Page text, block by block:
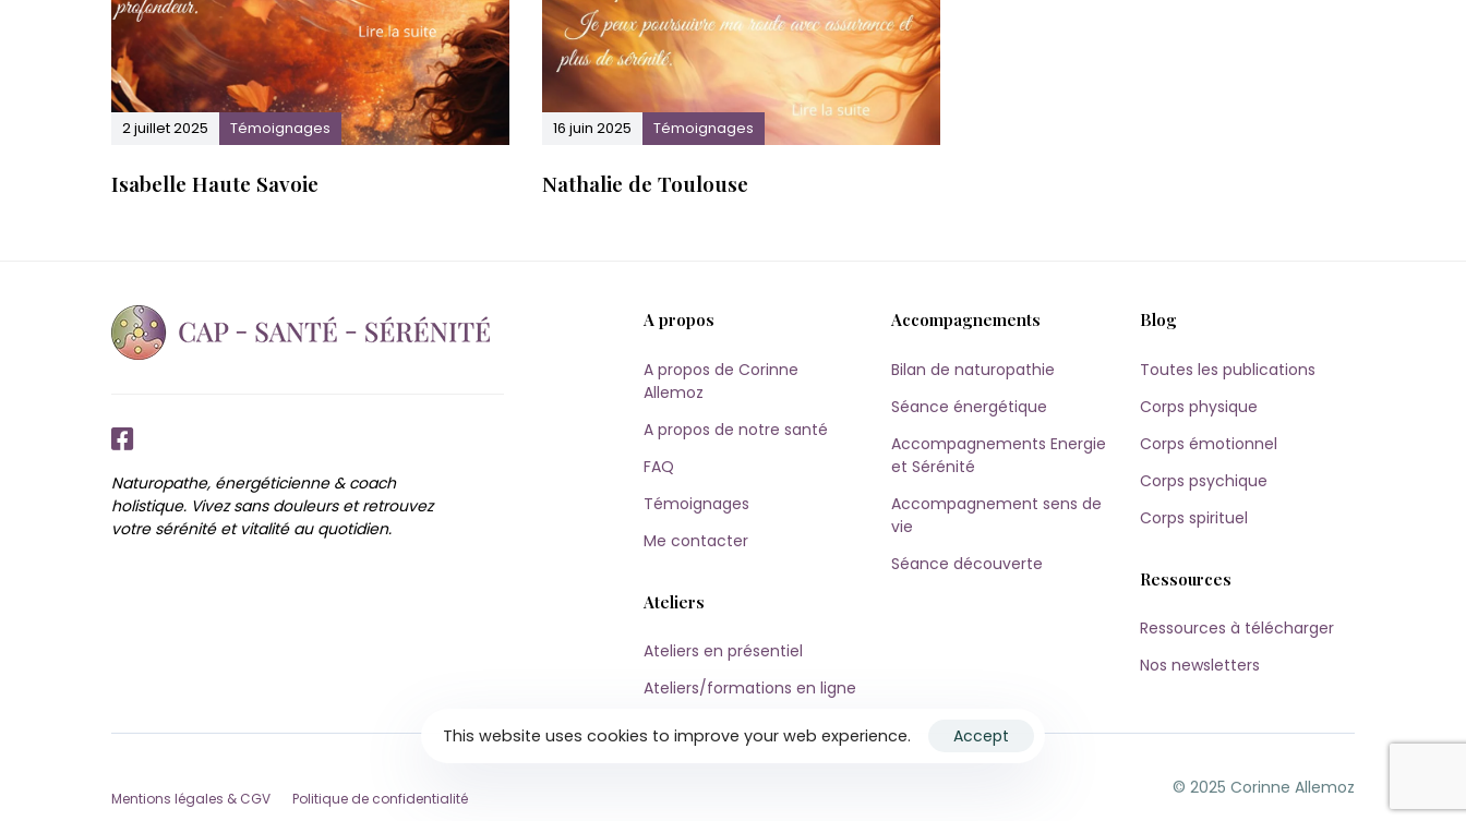
2 juillet 2025 Témoignages
Isabelle Haute Savoie
16 juin 2025 Témoignages
Nathalie de Toulouse
Naturopathe, énergéticienne & coach
holistique. Vivez sans douleurs et retrouvez
votre sérénité et vitalité au quotidien.
A propos
A propos de Corinne
Allemoz
A propos de notre santé
FAQ
Témoignages
Me contacter
Ateliers
Ateliers en présentiel
Ateliers/formations en ligne
Accompagnements
Bilan de naturopathie
Séance énergétique
Accompagnements Energie
et Sérénité
Accompagnement sens de
vie
Séance découverte
Blog
Toutes les publications
Corps physique
Corps émotionnel
Corps psychique
Corps spirituel
Ressources
Ressources à télécharger
Nos newsletters
Mentions légales & CGV Politique de confidentialité
© 2025 Corinne Allemoz
This website uses cookies to improve your web experience. Accept